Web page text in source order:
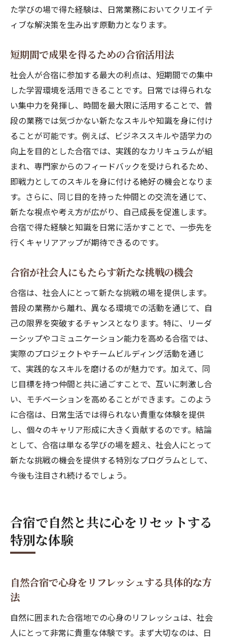
た学びの場で得た経験は、日常業務においてクリエイテ
ィブな解決策を生み出す原動力となります。
短期間で成果を得るための合宿活用法
社会人が合宿に参加する最大の利点は、短期間での集中
した学習環境を活用できることです。日常では得られな
い集中力を発揮し、時間を最大限に活用することで、普
段の業務では気づかない新たなスキルや知識を身に付け
ることが可能です。例えば、ビジネススキルや語学力の
向上を目的とした合宿では、実践的なカリキュラムが組
まれ、専門家からのフィードバックを受けられるため、
即戦力としてのスキルを身に付ける絶好の機会となりま
す。さらに、同じ目的を持った仲間との交流を通じて、
新たな視点や考え方が広がり、自己成長を促進します。
合宿で得た経験と知識を日常に活かすことで、一歩先を
行くキャリアアップが期待できるのです。
合宿が社会人にもたらす新たな挑戦の機会
合宿は、社会人にとって新たな挑戦の場を提供します。
普段の業務から離れ、異なる環境での活動を通じて、自
己の限界を突破するチャンスとなります。特に、リーダ
ーシップやコミュニケーション能力を高める合宿では、
実際のプロジェクトやチームビルディング活動を通じ
て、実践的なスキルを磨けるのが魅力です。加えて、同
じ目標を持つ仲間と共に過ごすことで、互いに刺激し合
い、モチベーションを高めることができます。このよう
に合宿は、日常生活では得られない貴重な体験を提供
し、個々のキャリア形成に大きく貢献するのです。結論
として、合宿は単なる学びの場を超え、社会人にとって
新たな挑戦の機会を提供する特別なプログラムとして、
今後も注目され続けるでしょう。
合宿で自然と共に心をリセットする
特別な体験
自然合宿で心身をリフレッシュする具体的な方
法
自然に囲まれた合宿地での心身のリフレッシュは、社会
人にとって非常に貴重な体験です。まず大切なのは、日